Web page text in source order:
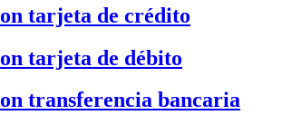
tarjeta de crédito
tarjeta de débito
transferencia bancaria